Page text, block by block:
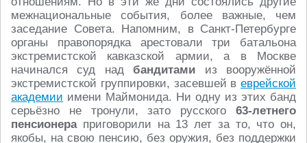
межнациональные события, более важные, чем
заседание Совета. Напомним, в Санкт-Петербурге
органы правопорядка арестовали три батальона
экстремистской кавказской армии, а в Москве
начинался суд надбандитами из вооружённой
экстремистской группировки, засевшей в еврейской
академии имени Маймонида. Ни одну из этих банд
серьёзно не тронули, зато русского 63-летнего
пенсионераприговорили на 13 лет за то, что он,
якобы, на свою пенсию, без оружия, без поддержки